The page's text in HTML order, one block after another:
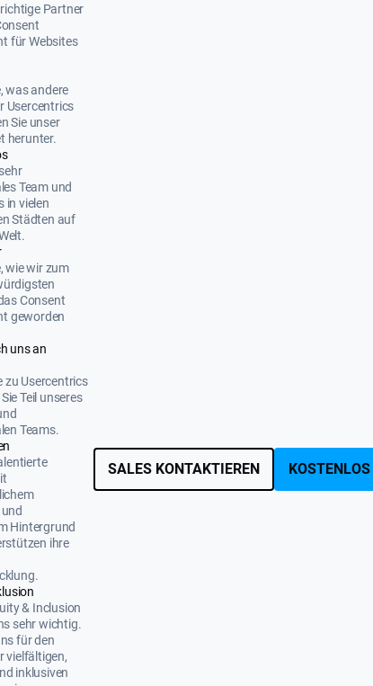
Partner
für Websites
was andere
Usercentrics
Sie unser
herunter.
Team und
in vielen
Städten auf
wie wir zum
Consent
geworden
uns an
zu Usercentrics
Teil unseres
Teams.
Hintergrund
ihre
& Inclusion
sehr wichtig.
für den
vielfältigen,
inklusiven
SALES KONTAKTIEREN